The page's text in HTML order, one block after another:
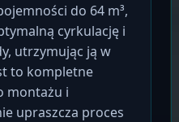
do 64 m³,
cyrkulację i
utrzymując ją w
to kompletne
montażu i
upraszcza proces